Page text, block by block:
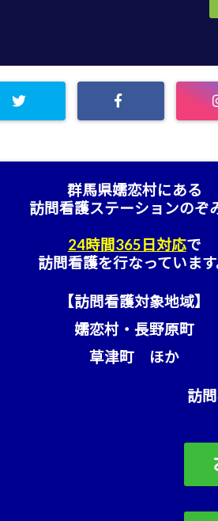
群馬県嬬恋村にある
訪問看護ステーションのぞ
24時間365日対応で
訪問看護を行なっています
【訪問看護対象地域】
嬬恋村・長野原町
草津町 ほか
訪